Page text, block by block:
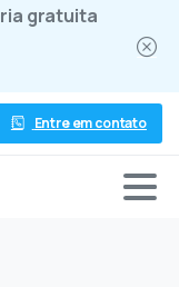
gratuita
Entre em contato